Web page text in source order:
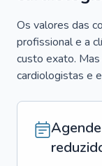
Os valores das
profissional e a
custo exato.
cardiologistas e